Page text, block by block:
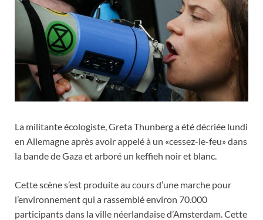
La militante écologiste, Greta Thunberg a été décriée lundi
en Allemagne après avoir appelé à un «cessez-le-feu» dans
la bande de Gaza et arboré un keffieh noir et blanc.
Cette scène s’est produite au cours d’une marche pour
l’environnement qui a rassemblé environ 70.000
participants dans la ville néerlandaise d’Amsterdam. Cette